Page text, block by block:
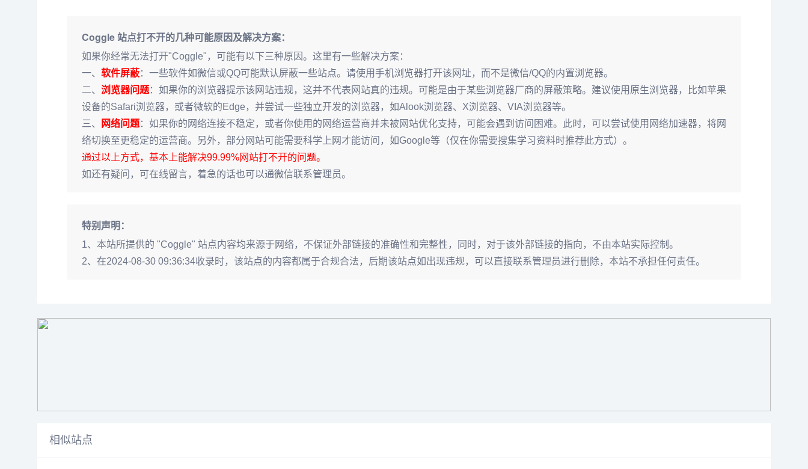
Coggle 站点打不开的几种可能原因及解决方案：
如果你经常无法打开"Coggle"，可能有以下三种原因。这里有一些解决方案：
一、 软件屏蔽：一些软件如微信或QQ可能默认屏蔽一些站点。请使用手机浏览器打开该网址，而不是微信/QQ的内置浏览器。
二、 浏览器问题：如果你的浏览器提示该网站违规，这并不代表网站真的违规。可能是由于某些浏览器厂商的屏蔽策略。建议使用原生浏览器，比如苹果
设备的Safari浏览器，或者微软的Edge，并尝试一些独立开发的浏览器，如Alook浏览器、X浏览器、VIA浏览器等。
三、
网络问题：如果你的网络连接不稳定，或者你使用的网络运营商并未被网站优化支持，可能会遇到访问困难。此时，可以尝试使用网络加速器，将网
络切换至更稳定的运营商。另外，部分网站可能需要科学上网才能访问，如Google等（仅在你需要搜集学习资料时推荐此方式）。
通过以上方式，基本上能解决99.99%网站打不开的问题。
如还有疑问，可在线留言，着急的话也可以通微信联系管理员。
特别声明：
1、本站所提供的 "Coggle" 站点内容均来源于网络，不保证外部链接的准确性和完整性，同时，对于该外部链接的指向，不由本站实际控制。
2、在2024-08-30 09:36:34收录时，该站点的内容都属于合规合法，后期该站点如出现违规，可以直接联系管理员进行删除，本站不承担任何责任。
相似站点